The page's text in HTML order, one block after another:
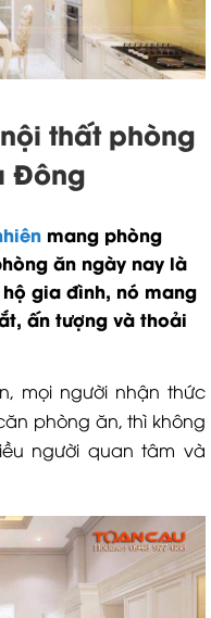
thất phòng
Đông
mang phòng
ăn ngày nay là
gia đình, nó mang
ấn tượng và thoải
mọi người nhận thức
phòng ăn, thì không
người quan tâm và